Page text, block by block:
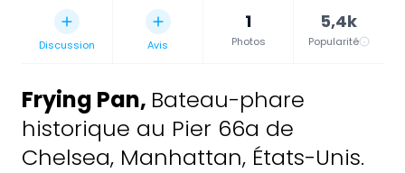
Discussion Avis
1
Photos
5,4k
Popularité
Frying Pan, Bateau-phare
historique au Pier 66a de
Chelsea, Manhattan, États-Unis.